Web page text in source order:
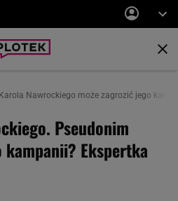
Nawrockiego może zagrozić jego
Pseudonim
kampanii? Ekspertka